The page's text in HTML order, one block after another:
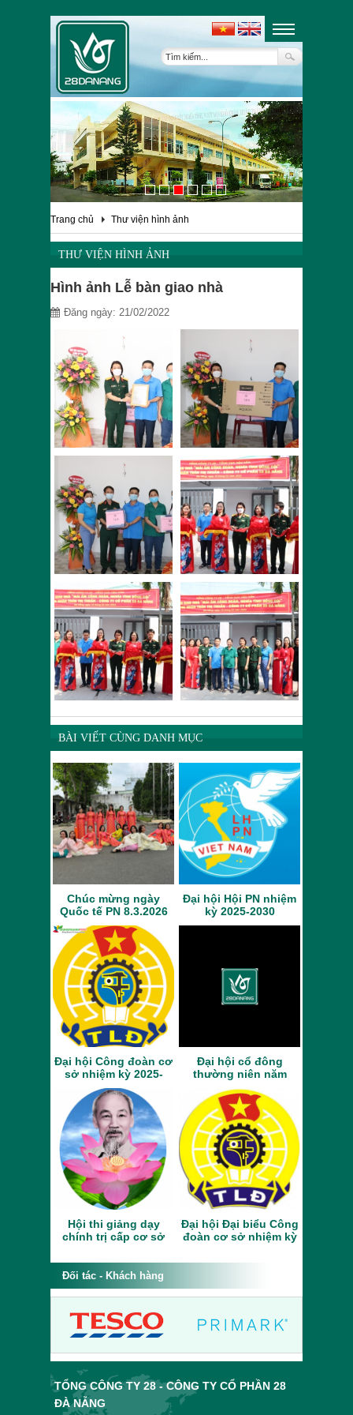
Trang chủ Thư viện hình ảnh
THƯ VIỆN HÌNH ẢNH
Hình ảnh Lễ bàn giao nhà
Đăng ngày: 21/02/2022
BÀI VIẾT CÙNG DANH MỤC
Chúc mừng ngày
Quốc tế PN 8.3.2026
Đại hội Hội PN nhiệm
kỳ 2025-2030
Đại hội Công đoàn cơ
sở nhiệm kỳ 2025-
2030
Đại hội cổ đông
thường niên năm
2023
Hội thi giảng dạy
chính trị cấp cơ sở
Đại hội Đại biểu Công
đoàn cơ sở nhiệm kỳ
Đối tác - Khách hàng
TỔNG CÔNG TY 28 - CÔNG TY CỔ PHẦN 28
ĐÀ NẴNG